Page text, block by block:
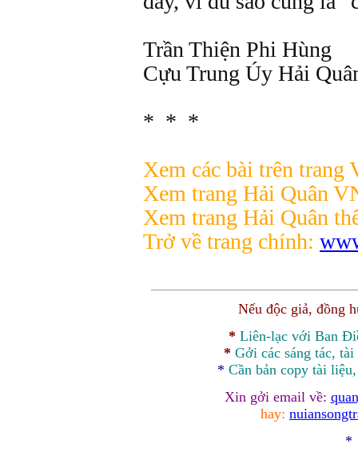
Trần Thiện Phi Hùng
Cựu Trung Úy Hải
* * *
Xem các bài trên trang
Xem trang Hải Quân
Xem trang Hải Quân
Trở về trang chính:
Nếu độc giả, đồng
* Liên-lạc với Ban
* Gởi các sáng tác,
* Cần bản copy tài
Xin gởi email về:
hay:
*